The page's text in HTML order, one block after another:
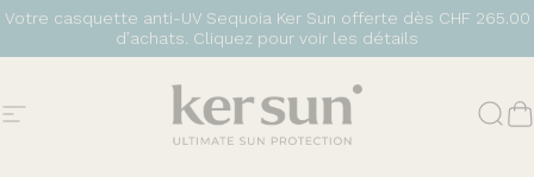
Passer au contenu
Votre casquette anti-UV Sequoia Ker Sun offerte dès CHF 265.00
d’achats. Cliquez pour voir les détails
Navigation Ker Sun